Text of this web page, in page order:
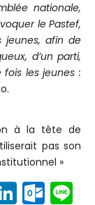
nationale,
le Pastef,
jeunes, afin de
d’un parti,
fois les jeunes :
à la tête de
pas son
»
Li O